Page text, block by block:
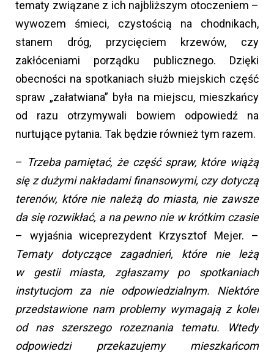
tematy związane z ich najbliższym otoczeniem –
wywozem śmieci, czystością na chodnikach,
stanem dróg, przycięciem krzewów, czy
zakłóceniami porządku publicznego. Dzięki
obecności na spotkaniach służb miejskich część
spraw „załatwiana” była na miejscu, mieszkańcy
od razu otrzymywali bowiem odpowiedź na
nurtujące pytania. Tak będzie również tym razem.
– Trzeba pamiętać, że część spraw, które wiążą
się z dużymi nakładami finansowymi, czy dotyczą
terenów, które nie należą do miasta, nie zawsze
da się rozwikłać, a na pewno nie w krótkim czasie
– wyjaśnia wiceprezydent Krzysztof Mejer. –
Tematy dotyczące zagadnień, które nie leżą
w gestii miasta, zgłaszamy po spotkaniach
instytucjom za nie odpowiedzialnym. Niektóre
przedstawione nam problemy wymagają z kolei
od nas szerszego rozeznania tematu. Wtedy
odpowiedzi przekazujemy mieszkańcom